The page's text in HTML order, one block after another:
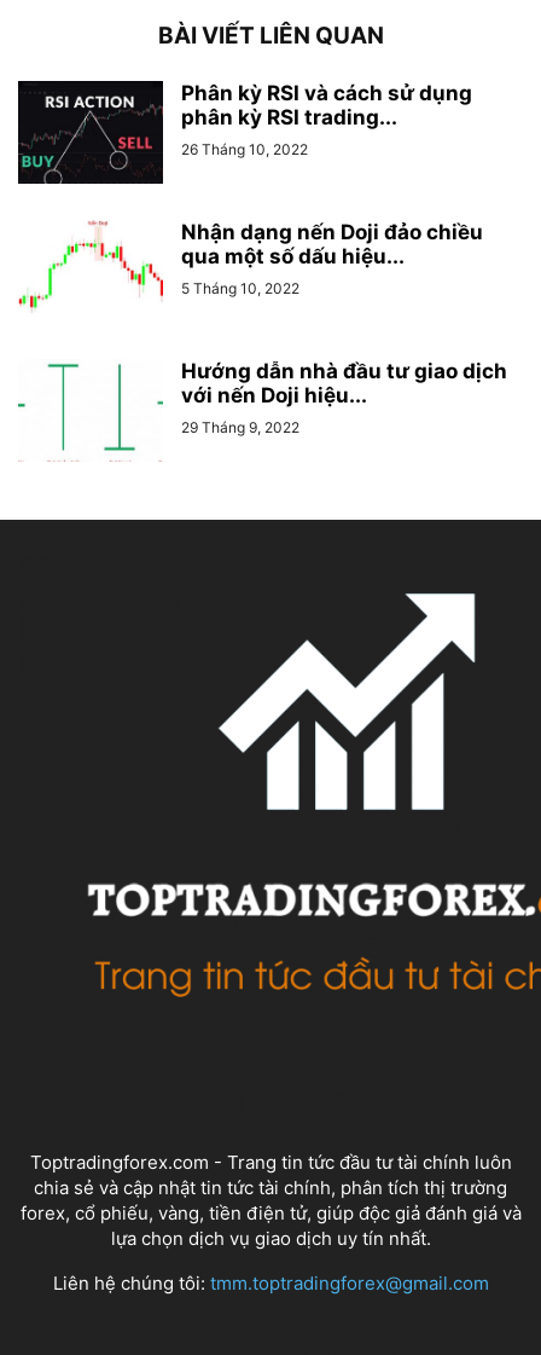
BÀI VIẾT LIÊN QUAN
Phân kỳ RSI và cách sử dụng
phân kỳ RSI trading...
26 Tháng 10, 2022
Nhận dạng nến Doji đảo chiều
qua một số dấu hiệu...
5 Tháng 10, 2022
Hướng dẫn nhà đầu tư giao dịch
với nến Doji hiệu...
29 Tháng 9, 2022
Toptradingforex.com - Trang tin tức đầu tư tài chính luôn
chia sẻ và cập nhật tin tức tài chính, phân tích thị trường
forex, cổ phiếu, vàng, tiền điện tử, giúp độc giả đánh giá và
lựa chọn dịch vụ giao dịch uy tín nhất.
Liên hệ chúng tôi: tmm.toptradingforex@gmail.com